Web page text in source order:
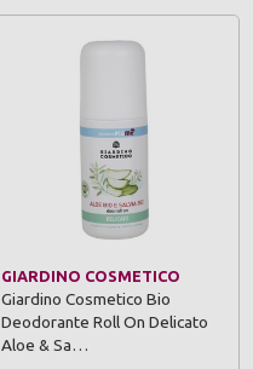
GIARDINO COSMETICO
Giardino Cosmetico Bio
Deodorante Roll On Delicato
Aloe & Sa…